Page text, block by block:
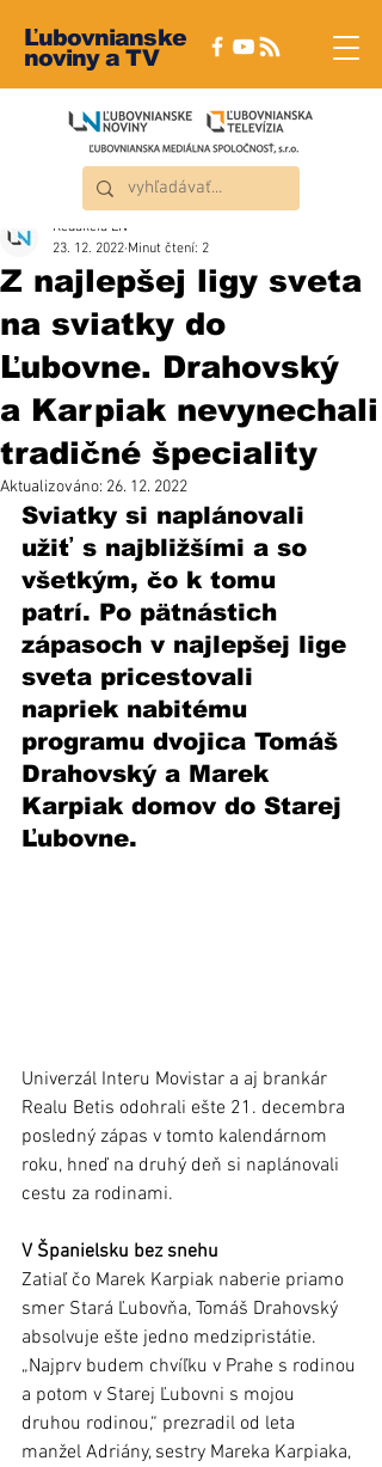
Ľubovnianske
noviny a TV
Z najlepšej ligy sveta
na sviatky do
Ľubovne. Drahovský
a Karpiak nevynechali
tradičné špeciality
Redakcia ĽN
23. 12. 2022 Minut čtení: 2
Aktualizováno: 26. 12. 2022
Sviatky si naplánovali
užiť s najbližšími a so
všetkým, čo k tomu
patrí. Po pätnástich
zápasoch v najlepšej lige
sveta pricestovali
napriek nabitému
programu dvojica Tomáš
Drahovský a Marek
Karpiak domov do Starej
Ľubovne.
Univerzál Interu Movistar a aj brankár
Realu Betis odohrali ešte 21. decembra
posledný zápas v tomto kalendárnom
roku, hneď na druhý deň si naplánovali
cestu za rodinami.
V Španielsku bez snehu
Zatiaľ čo Marek Karpiak naberie priamo
smer Stará Ľubovňa, Tomáš Drahovský
absolvuje ešte jedno medzipristátie.
„Najprv budem chvíľku v Prahe s rodinou
a potom v Starej Ľubovni s mojou
druhou rodinou,“ prezradil od leta
manžel Adriány, sestry Mareka Karpiaka,